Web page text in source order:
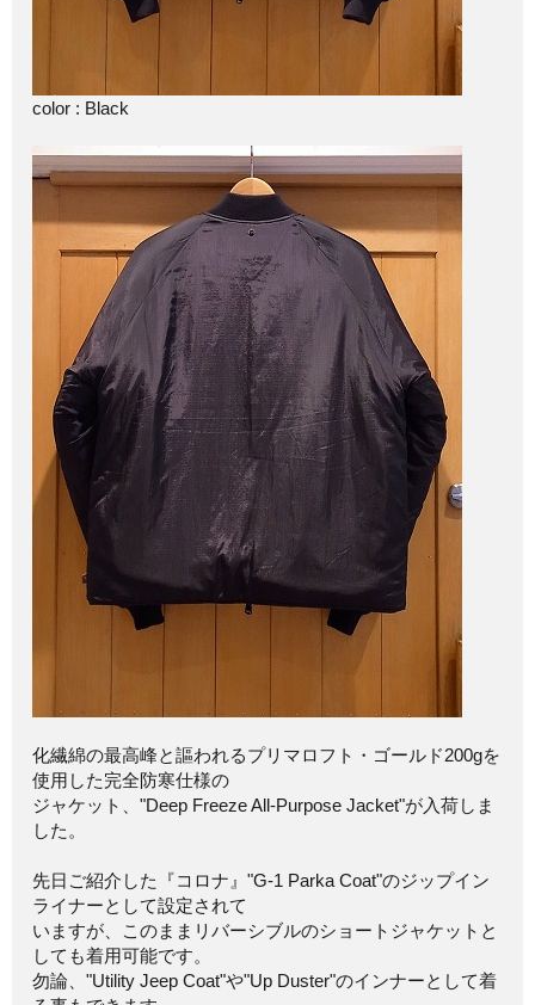
color : Black
化繊綿の最高峰と謳われるプリマロフト・ゴールド200gを
使用した完全防寒仕様の
ジャケット、"Deep Freeze All-Purpose Jacket"が入荷しま
した。
先日ご紹介した『コロナ』"G-1 Parka Coat"のジップイン
ライナーとして設定されて
いますが、このままリバーシブルのショートジャケットと
しても着用可能です。
勿論、"Utility Jeep Coat"や"Up Duster"のインナーとして着